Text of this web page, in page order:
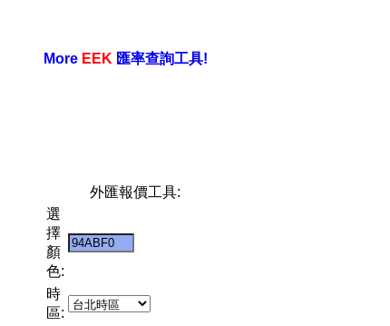
More EEK 匯率查詢工具!
外匯報價工具:
選
擇
顏
色:
時
區: